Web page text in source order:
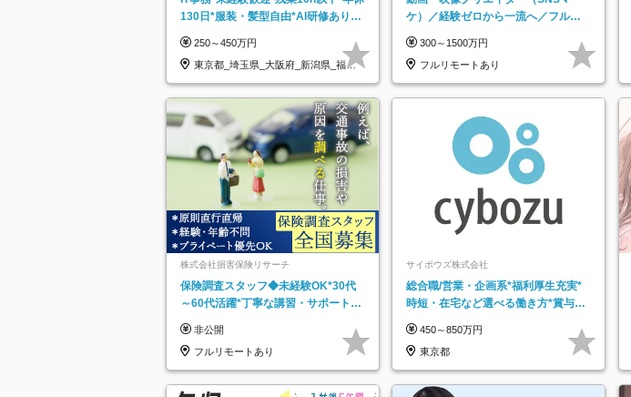
130日*服装・髪型自由*AI研修あり*
250～450万円
東京都_埼玉県_大阪府_新潟県_福岡
県
ケ）／経験ゼロから一流へ／フルリ
日以上
300～1500万円
フルリモートあり
株式会社損害保険リサーチ
保険調査スタッフ◆未経験OK*30代
～60代活躍*丁寧な講習・サポートあ
託
非公開
フルリモートあり
サイボウズ株式会社
総合職/営業・企画系*福利厚生充実*
時短・在宅など選べる働き方*賞与年
450～850万円
東京都